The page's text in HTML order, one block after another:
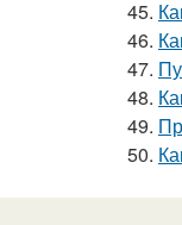
45.
46.
47.
48.
49.
50.